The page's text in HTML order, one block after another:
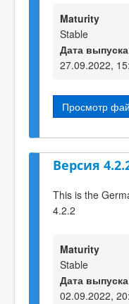
Maturity
Stable
Дата выпуска
27.09.2022,
Просмотр
Версия
This is the
4.2.2
Maturity
Stable
Дата выпуска
02.09.2022,